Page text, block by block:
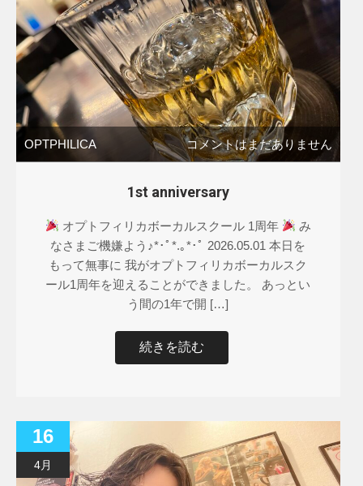
OPTPHILICA コメントはまだありません
1st anniversary
オプトフィリカボーカルスクール 1周年
み
なさまご機嫌よう♪*･ﾟ*.｡*･ﾟ 2026.05.01 本日を
もって無事に 我がオプトフィリカボーカルスク
ール1周年を迎えることができました。 あっとい
う間の1年で開 […]
続きを読む
16
4月